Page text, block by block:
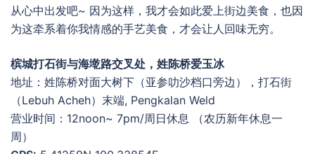
从心中出发吧~ 因为这样，我才会如此爱上街边美食，也因
为这牵系着你我情感的手艺美食，才会让人回味无穷。
槟城打石街与海墘路交叉处， 姓陈桥爱玉冰
地址：姓陈桥对面大树下（亚参叻沙档口旁边），打石街
（Lebuh Acheh）末端, Pengkalan Weld
营业时间：12noon~ 7pm/周日休息 （农历新年休息一
周）